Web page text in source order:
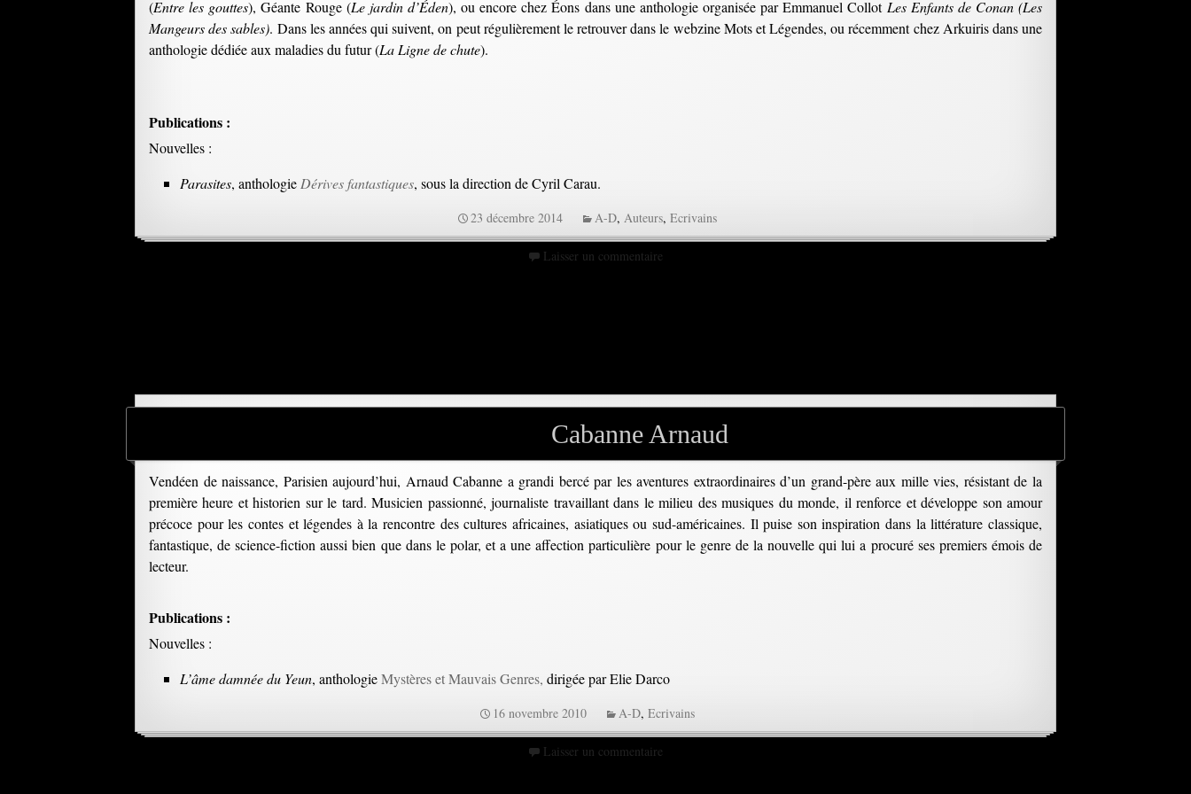
(Entre les gouttes), Géante Rouge (Le jardin d’Éden), ou encore chez Éons dans une anthologie organisée par Emmanuel Collot Les Enfants de Conan (Les
Mangeurs des sables). Dans les années qui suivent, on peut régulièrement le retrouver dans le webzine Mots et Légendes, ou récemment chez Arkuiris dans une
anthologie dédiée aux maladies du futur (La Ligne de chute).
Publications :
Nouvelles :
Parasites, anthologie Dérives fantastiques, sous la direction de Cyril Carau.
23 décembre 2014 A-D, Auteurs, Ecrivains
Laisser un commentaire
Cabanne Arnaud
Vendéen de naissance, Parisien aujourd’hui, Arnaud Cabanne a grandi bercé par les aventures extraordinaires d’un grand-père aux mille vies, résistant de la
première heure et historien sur le tard. Musicien passionné, journaliste travaillant dans le milieu des musiques du monde, il renforce et développe son amour
précoce pour les contes et légendes à la rencontre des cultures africaines, asiatiques ou sud-américaines. Il puise son inspiration dans la littérature classique,
fantastique, de science-fiction aussi bien que dans le polar, et a une affection particulière pour le genre de la nouvelle qui lui a procuré ses premiers émois de
lecteur.
Publications :
Nouvelles :
L’âme damnée du Yeun, anthologieMystères et Mauvais Genres, dirigée par Elie Darco
16 novembre 2010 A-D, Ecrivains
Laisser un commentaire